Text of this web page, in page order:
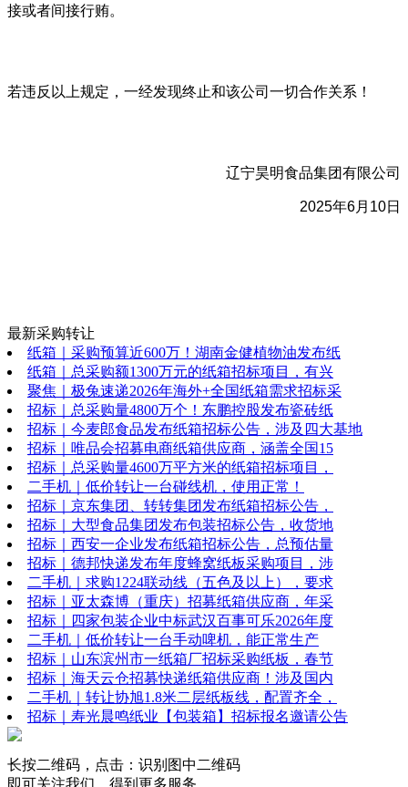
接或者间接行贿。
若违反以上规定，一经发现终止和该公司一切合作关系！
辽宁昊明食品集团有限公司
2025年6月10日
最新采购转让
纸箱｜采购预算近600万！湖南金健植物油发布纸
纸箱｜总采购额1300万元的纸箱招标项目，有兴
聚焦｜极兔速递2026年海外+全国纸箱需求招标采
招标｜总采购量4800万个！东鹏控股发布瓷砖纸
招标｜今麦郎食品发布纸箱招标公告，涉及四大基地
招标｜唯品会招募电商纸箱供应商，涵盖全国15
招标｜总采购量4600万平方米的纸箱招标项目，
二手机｜低价转让一台碰线机，使用正常！
招标｜京东集团、转转集团发布纸箱招标公告，
招标｜大型食品集团发布包装招标公告，收货地
招标｜西安一企业发布纸箱招标公告，总预估量
招标｜德邦快递发布年度蜂窝纸板采购项目，涉
二手机｜求购1224联动线（五色及以上），要求
招标｜亚太森博（重庆）招募纸箱供应商，年采
招标｜四家包装企业中标武汉百事可乐2026年度
二手机｜低价转让一台手动啤机，能正常生产
招标｜山东滨州市一纸箱厂招标采购纸板，春节
招标｜海天云仓招募快递纸箱供应商！涉及国内
二手机｜转让协旭1.8米二层纸板线，配置齐全，
招标｜寿光晨鸣纸业【包装箱】招标报名邀请公告
长按二维码，点击：识别图中二维码
即可关注我们，得到更多服务。